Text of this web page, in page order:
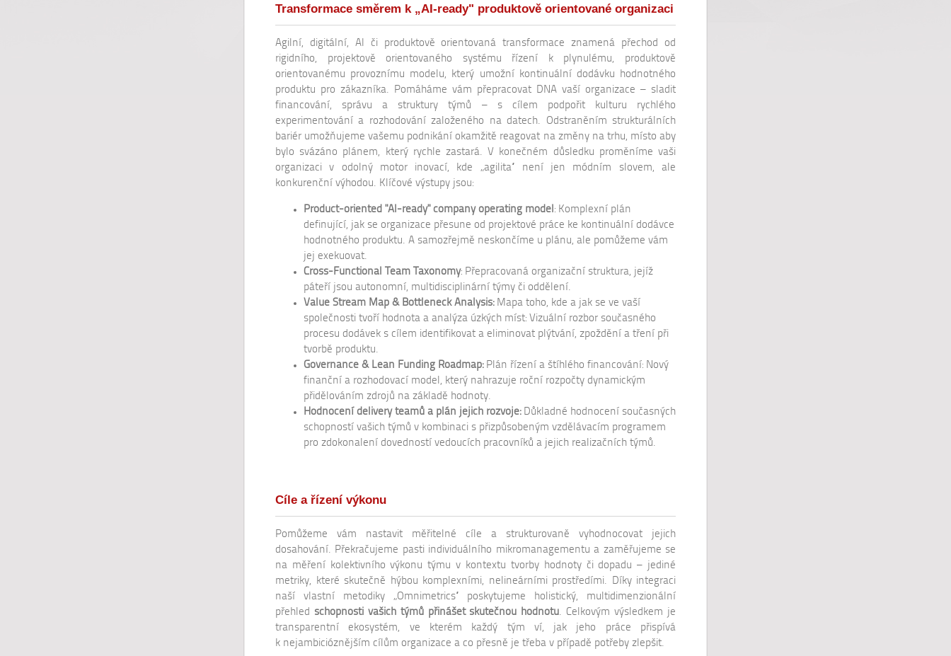
Transformace směrem k „AI-ready" produktově orientované organizaci
Agilní, digitální, AI či produktově orientovaná transformace znamená přechod od
rigidního, projektově orientovaného systému řízení k plynulému, produktově
orientovanému provoznímu modelu, který umožní kontinuální dodávku hodnotného
produktu pro zákazníka. Pomáháme vám přepracovat DNA vaší organizace – sladit
financování, správu a struktury týmů – s cílem podpořit kulturu rychlého
experimentování a rozhodování založeného na datech. Odstraněním strukturálních
bariér umožňujeme vašemu podnikání okamžitě reagovat na změny na trhu, místo aby
bylo svázáno plánem, který rychle zastará. V konečném důsledku proměníme vaši
organizaci v odolný motor inovací, kde „agilita“ není jen módním slovem, ale
konkurenční výhodou. Klíčové výstupy jsou:
Product-oriented "AI-ready" company operating model: Komplexní plán
definující, jak se organizace přesune od projektové práce ke kontinuální dodávce
hodnotného produktu. A samozřejmě neskončíme u plánu, ale pomůžeme vám
jej exekuovat.
Cross-Functional Team Taxonomy: Přepracovaná organizační struktura, jejíž
páteří jsou autonomní, multidisciplinární týmy či oddělení.
Value Stream Map & Bottleneck Analysis: Mapa toho, kde a jak se ve vaší
společnosti tvoří hodnota a analýza úzkých míst: Vizuální rozbor současného
procesu dodávek s cílem identifikovat a eliminovat plýtvání, zpoždění a tření při
tvorbě produktu.
Governance & Lean Funding Roadmap: Plán řízení a štíhlého financování: Nový
finanční a rozhodovací model, který nahrazuje roční rozpočty dynamickým
přidělováním zdrojů na základě hodnoty.
Hodnocení delivery teamů a plán jejich rozvoje:Důkladné hodnocení současných
schopností vašich týmů v kombinaci s přizpůsobeným vzdělávacím programem
pro zdokonalení dovedností vedoucích pracovníků a jejich realizačních týmů.
Cíle a řízení výkonu
Pomůžeme vám nastavit měřitelné cíle a strukturovaně vyhodnocovat jejich
dosahování. Překračujeme pasti individuálního mikromanagementu a zaměřujeme se
na měření kolektivního výkonu týmu v kontextu tvorby hodnoty či dopadu – jediné
metriky, které skutečně hýbou komplexními, nelineárními prostředími. Díky integraci
naší vlastní metodiky „Omnimetrics“ poskytujeme holistický, multidimenzionální
přehled schopnosti vašich týmů přinášet skutečnou hodnotu. Celkovým výsledkem je
transparentní ekosystém, ve kterém každý tým ví, jak jeho práce přispívá
k nejambicióznějším cílům organizace a co přesně je třeba v případě potřeby zlepšit.